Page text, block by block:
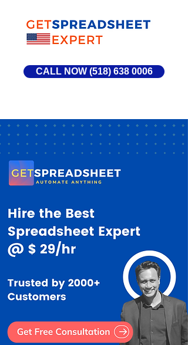
CALL NOW (518) 638 0006